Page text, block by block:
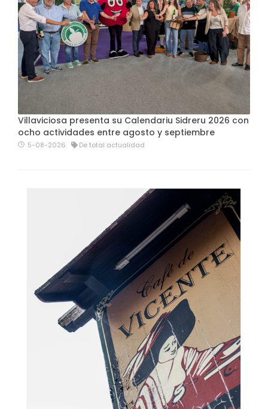
Villaviciosa presenta su Calendariu Sidreru 2026 con
ocho actividades entre agosto y septiembre
5-08-2026 De total actualidad